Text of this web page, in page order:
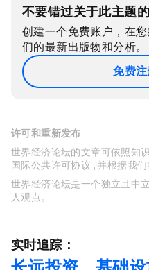
不要错过关于此主题
创建一个免费账户，在
们的最新出版物和分析。
免费
许可和重新发布
世界经济论坛的文章可依照知
国际公共许可协议 , 并根据我
世界经济论坛是一个独立且中
人观点。
实时追踪：